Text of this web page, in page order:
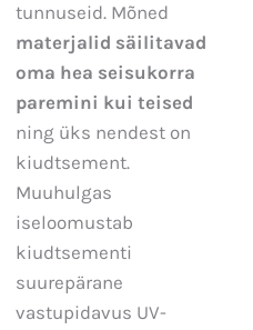
tunnuseid. Mõned
materjalid säilitavad
oma hea seisukorra
paremini kui teised
ning üks nendest on
kiudtsement.
Muuhulgas
iseloomustab
kiudtsementi
suurepärane
vastupidavus UV-